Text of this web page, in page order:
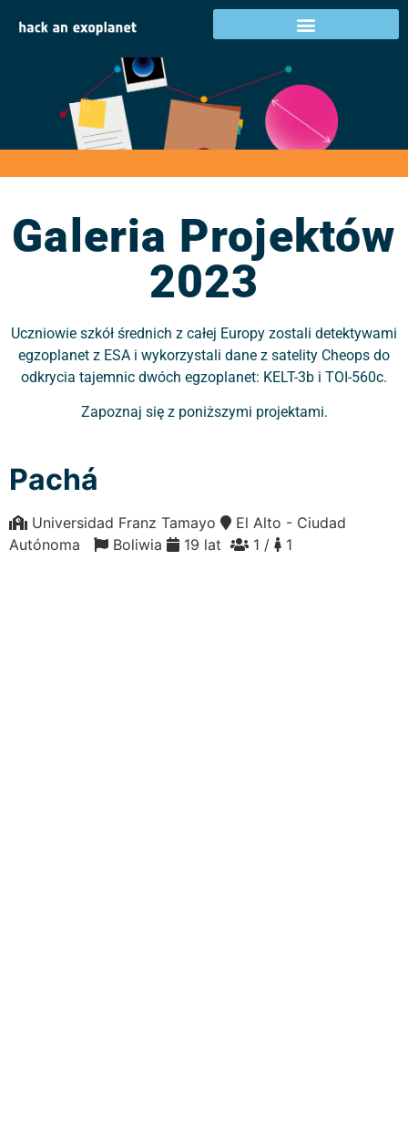
Galeria Projektów
Galeria Projektów
2023
Uczniowie szkół średnich z całej Europy zostali detektywami
egzoplanet z ESA i wykorzystali dane z satelity Cheops do
odkrycia tajemnic dwóch egzoplanet: KELT-3b i TOI-560c.
Zapoznaj się z poniższymi projektami.
Pachá
Universidad Franz Tamayo
El Alto - Ciudad
Autónoma
Boliwia 19 lat 1 / 1